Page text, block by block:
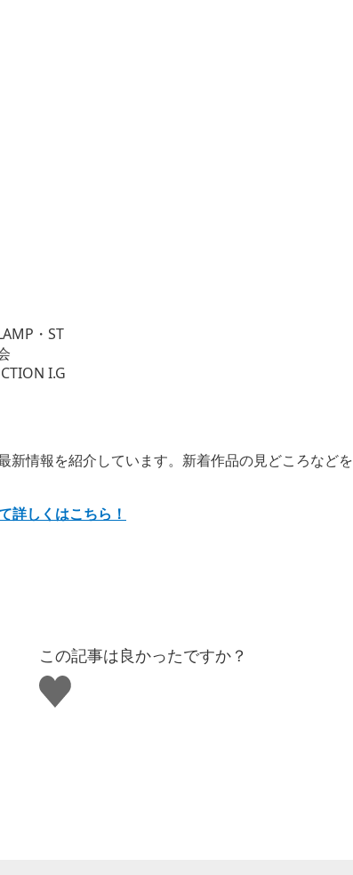
・ST
I.G
情報を紹介しています。新着作品の見どころなどを
しくはこちら！
この記事は良かったですか？
い
い